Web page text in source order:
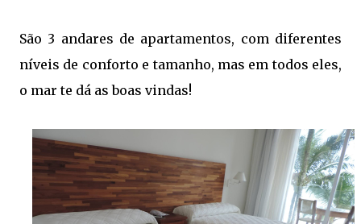
São 3 andares de apartamentos, com diferentes
níveis de conforto e tamanho, mas em todos eles,
o mar te dá as boas vindas!